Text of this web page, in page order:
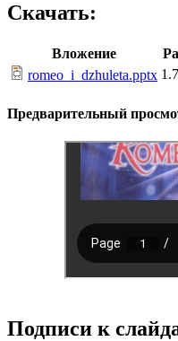
Скачать:
Вложение
romeo_i_dzhuleta.pptx
Предварительный
Подписи к